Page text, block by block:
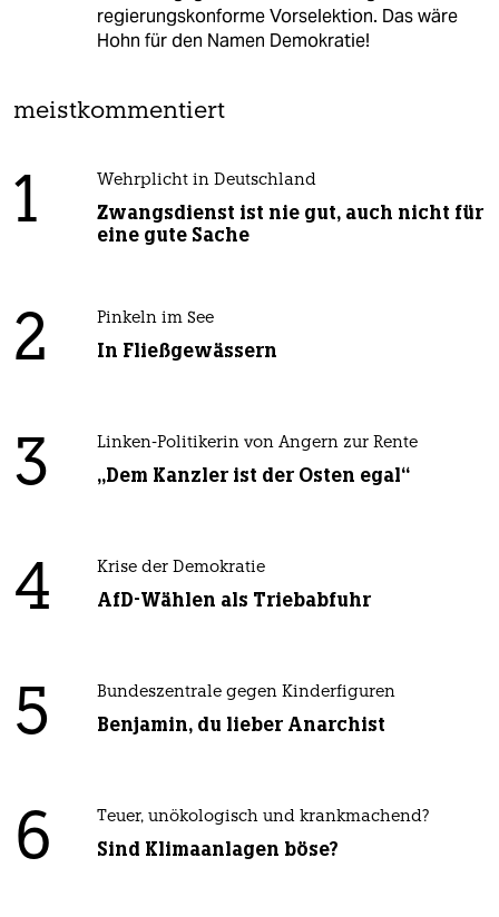
regierungskonforme Vorselektion. Das wäre
Hohn für den Namen Demokratie!
meistkommentiert
1 Wehrplicht in Deutschland
Zwangsdienst ist nie gut, auch nicht für
eine gute Sache
2 Pinkeln im See
In Fließgewässern
3 Linken-Politikerin von Angern zur Rente
„Dem Kanzler ist der Osten egal“
4 Krise der Demokratie
AfD-Wählen als Triebabfuhr
5 Bundeszentrale gegen Kinderfiguren
Benjamin, du lieber Anarchist
6 Teuer, unökologisch und krankmachend?
Sind Klimaanlagen böse?